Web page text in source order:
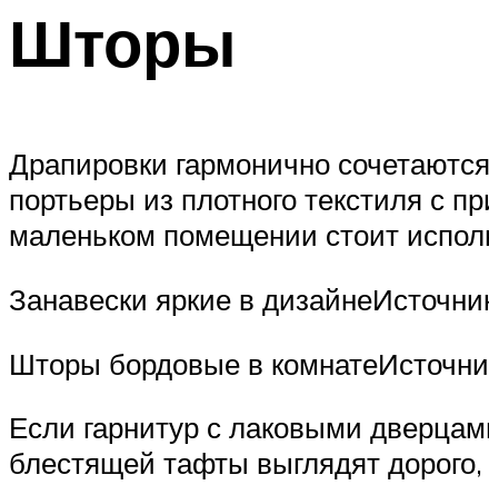
Шторы
Драпировки гармонично
портьеры из плотного текстиля с
маленьком помещении стоит
Занавески яркие в
Шторы бордовые в
Если гарнитур с лаковыми
блестящей тафты выглядят